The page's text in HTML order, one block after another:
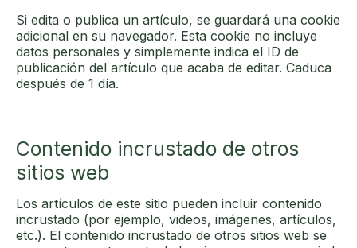
Si edita o publica un artículo, se guardará una cookie
adicional en su navegador. Esta cookie no incluye
datos personales y simplemente indica el ID de
publicación del artículo que acaba de editar. Caduca
después de 1 día.
Contenido incrustado de otros
sitios web
Los artículos de este sitio pueden incluir contenido
incrustado (por ejemplo, videos, imágenes, artículos,
etc.). El contenido incrustado de otros sitios web se